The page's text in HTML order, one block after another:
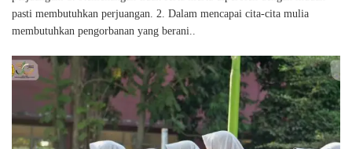
pasti membutuhkan perjuangan. 2. Dalam mencapai cita-cita mulia
membutuhkan pengorbanan yang berani..